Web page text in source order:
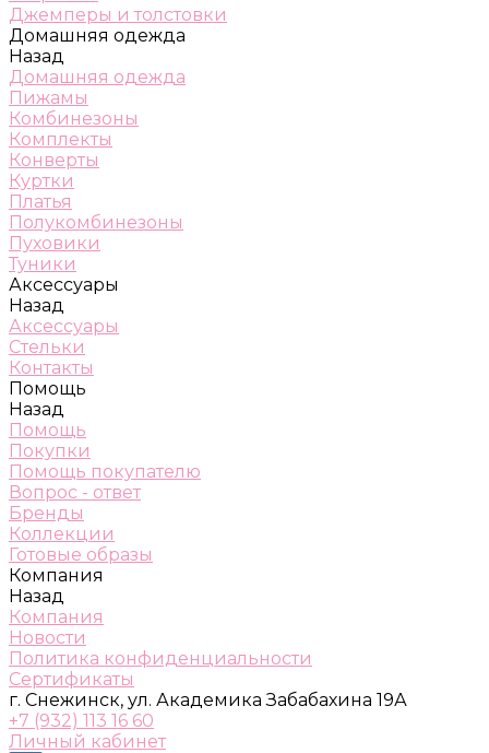
Джемперы и толстовки
Домашняя одежда
Назад
Домашняя одежда
Пижамы
Комбинезоны
Комплекты
Конверты
Куртки
Платья
Полукомбинезоны
Пуховики
Туники
Аксессуары
Назад
Аксессуары
Стельки
Контакты
Помощь
Назад
Помощь
Покупки
Помощь покупателю
Вопрос - ответ
Бренды
Коллекции
Готовые образы
Компания
Назад
Компания
Новости
Политика конфиденциальности
Сертификаты
г. Снежинск, ул. Академика Забабахина 19А
+7 (932) 113 16 60
Личный кабинет